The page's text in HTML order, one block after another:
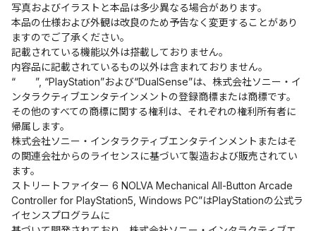
写真およびイラストと本品は多少異なる場合があります。
本品の仕様および外観は改良のため予告なく変更することがあり
ますのでご了承ください。
記載されている機能以外は搭載しておりません。
内容品に記載されているもの以外は含まれておりません。
“ ”, “PlayStation”および“DualSense”は、株式会社ソニー・イ
ンタラクティブエンタテインメントの登録商標または商標です。
その他のすべての商標に関する権利は、それぞれの権利所有者に
帰属します。
株式会社ソニー・インタラクティブエンタテインメントまたはそ
の関連会社からのライセンスに基づいて製造および販売されてい
ます。
ストリートファイター 6 NOLVA Mechanical All-Button Arcade
Controller for PlayStation5, Windows PC”はPlayStationの公式ラ
イセンスプログラムに